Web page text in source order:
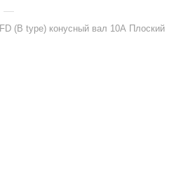
—
(B type) конусный вал 10А Плоский